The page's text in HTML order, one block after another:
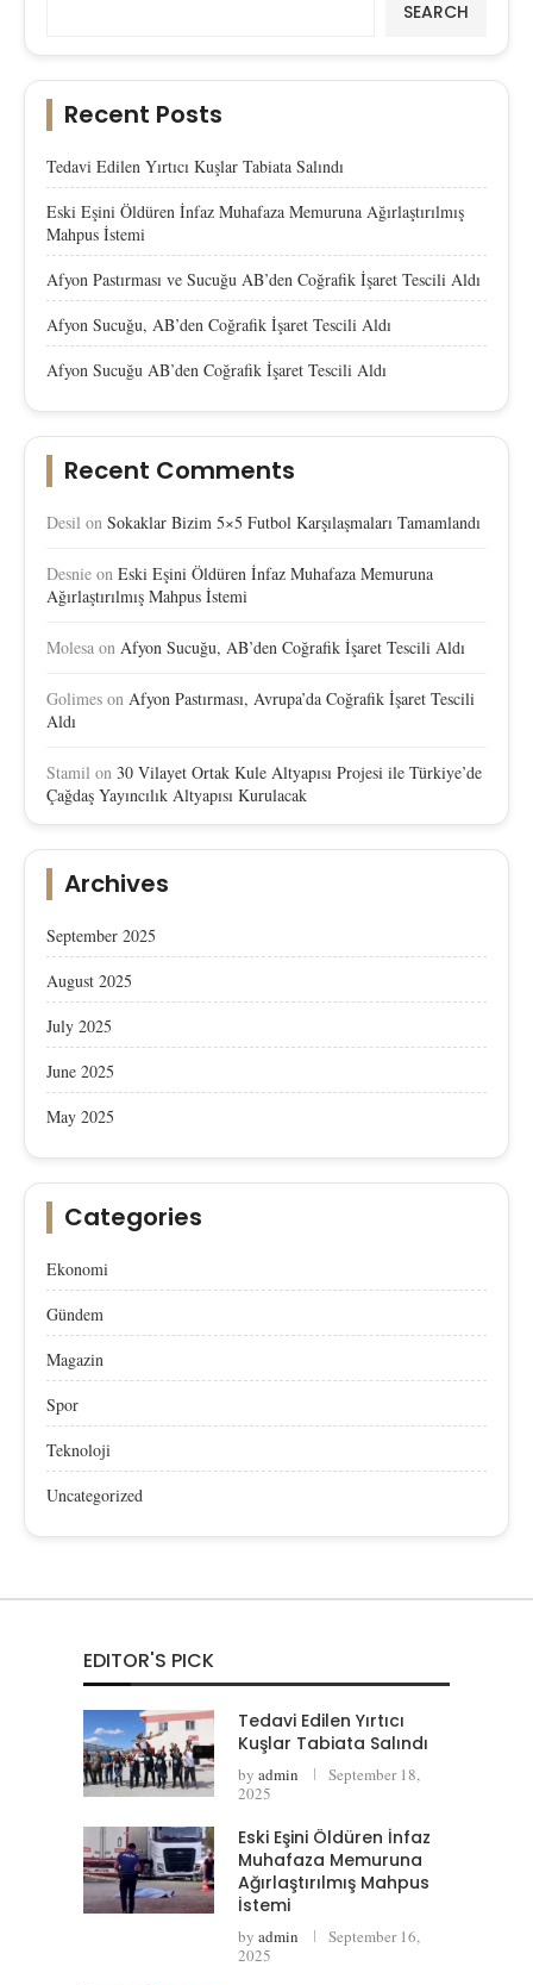
SEARCH
Recent Posts
Tedavi Edilen Yırtıcı Kuşlar Tabiata Salındı
Eski Eşini Öldüren İnfaz Muhafaza Memuruna Ağırlaştırılmış
Mahpus İstemi
Afyon Pastırması ve Sucuğu AB’den Coğrafik İşaret Tescili Aldı
Afyon Sucuğu, AB’den Coğrafik İşaret Tescili Aldı
Afyon Sucuğu AB’den Coğrafik İşaret Tescili Aldı
Recent Comments
Desil on Sokaklar Bizim 5×5 Futbol Karşılaşmaları Tamamlandı
Desnie on Eski Eşini Öldüren İnfaz Muhafaza Memuruna
Ağırlaştırılmış Mahpus İstemi
Molesa on Afyon Sucuğu, AB’den Coğrafik İşaret Tescili Aldı
Golimes on Afyon Pastırması, Avrupa’da Coğrafik İşaret Tescili
Aldı
Stamil on 30 Vilayet Ortak Kule Altyapısı Projesi ile Türkiye’de
Çağdaş Yayıncılık Altyapısı Kurulacak
Archives
September 2025
August 2025
July 2025
June 2025
May 2025
Categories
Ekonomi
Gündem
Magazin
Spor
Teknoloji
Uncategorized
EDITOR'S PICK
Tedavi Edilen Yırtıcı
Kuşlar Tabiata Salındı
by admin
September 18,
2025
Eski Eşini Öldüren İnfaz
Muhafaza Memuruna
Ağırlaştırılmış Mahpus
İstemi
by admin
September 16,
2025